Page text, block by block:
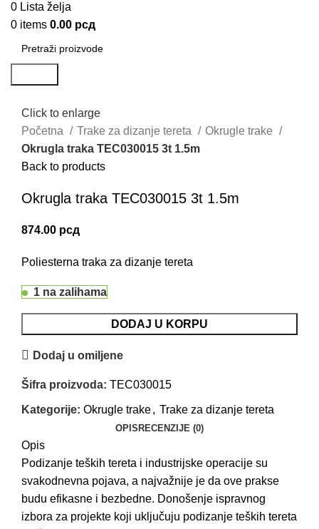
0 Lista želja
0 items 0.00 рсд
Click to enlarge
Početna
Trake za dizanje tereta
Okrugle trake
Okrugla traka TEC030015 3t 1.5m
Back to products
Okrugla traka TEC030015 3t 1.5m
874.00 рсд
Poliesterna traka za dizanje tereta
1 na zalihama
DODAJ U KORPU
Dodaj u omiljene
Šifra proizvoda: TEC030015
Kategorije: Okrugle trake, Trake za dizanje tereta
OPIS RECENZIJE (0)
Opis
Podizanje teških tereta i industrijske operacije su
svakodnevna pojava, a najvažnije je da ove prakse
budu efikasne i bezbedne. Donošenje ispravnog
izbora za projekte koji uključuju podizanje teških tereta